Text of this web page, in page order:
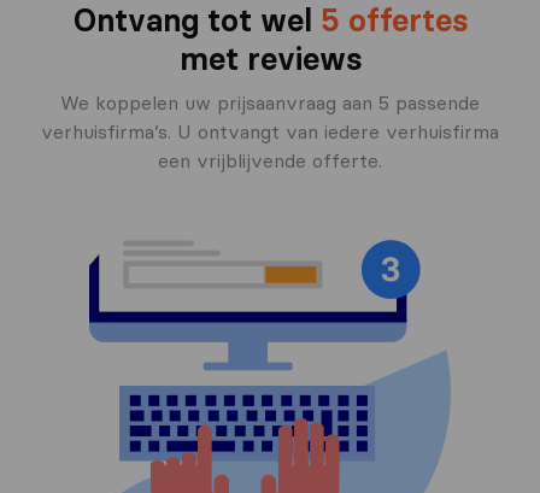
Ontvang tot wel 5 offertes
met reviews
We koppelen uw prijsaanvraag aan 5 passende
verhuisfirma’s. U ontvangt van iedere verhuisfirma
een vrijblijvende offerte.